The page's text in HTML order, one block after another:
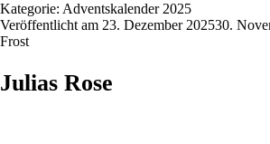
Kategorie: Adventskalender 2025
Veröffentlicht am 23. Dezember 202530.
Frost
Julias Rose